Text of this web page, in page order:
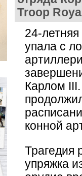
Troop
24-
упала с
Карлом
конной
Трагедия
упряжка